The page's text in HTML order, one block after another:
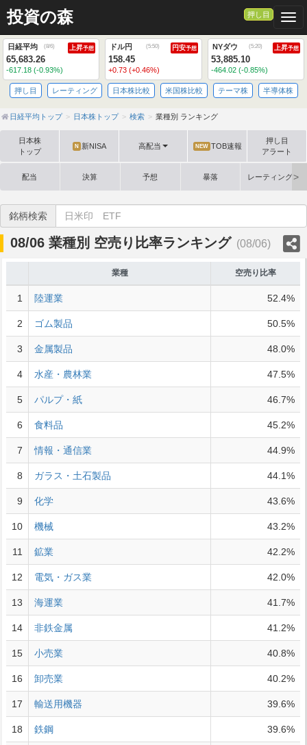
投資の森 押し目
日経平均 (8/6) 上昇予想
65,683.26
-617.18 (-0.93%)
ドル円 (5:50) 円安予想
158.45
+0.73 (+0.46%)
NYダウ (5:20) 上昇予想
53,885.10
-464.02 (-0.85%)
押し目 レーティング 日本株比較 米国株比較 テーマ株 半導体株
日経平均トップ 日本株トップ 検索 業種別 ランキング
日本株
トップ
N 新NISA 高配当 NEW TOB速報
押し目
アラート
配当 決算 予想 暴落 レーティング格
銘柄検索
08/06 業種別 空売り比率ランキング (08/06)
業種 空売り比率
1 陸運業 52.4%
2 ゴム製品 50.5%
3 金属製品 48.0%
4 水産・農林業 47.5%
5 パルプ・紙 46.7%
6 食料品 45.2%
7 情報・通信業 44.9%
8 ガラス・土石製品 44.1%
9 化学 43.6%
10 機械 43.2%
11 鉱業 42.2%
12 電気・ガス業 42.0%
13 海運業 41.7%
14 非鉄金属 41.2%
15 小売業 40.8%
16 卸売業 40.2%
17 輸送用機器 39.6%
18 鉄鋼 39.6%